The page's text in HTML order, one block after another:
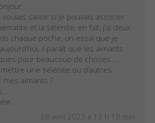
voulais savoir si je pouvais associer
et la sélénite, en fait, j’ai deux
chaque poche, un essai que je
il paraît que les aimants
pour beaucoup de choses …
une sélénite ou d’autres
mes aimants ?
28 avril 2023 à 13 h 19 min